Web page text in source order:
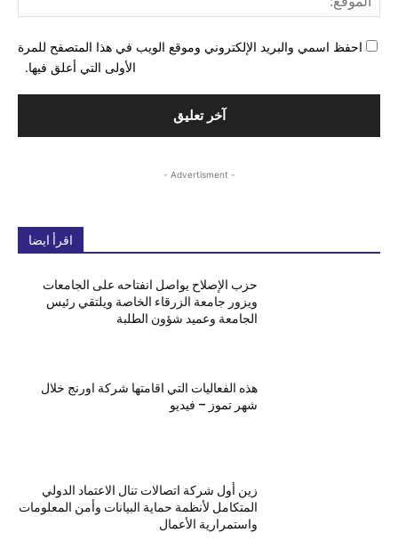
احفظ اسمي والبريد الإلكتروني وموقع الويب في هذا المتصفح للمرة
الأولى التي أعلق فيها.
- Advertisment -
اقرأ ايضا
حزب الإصلاح يواصل انفتاحه على الجامعات
ويزور جامعة الزرقاء الخاصة ويلتقي رئيس
الجامعة وعميد شؤون الطلبة
هذه الفعاليات التي اقامتها شركة اورنج خلال
شهر تموز – فيديو
زين أول شركة اتصالات تنال الاعتماد الدولي
المتكامل لأنظمة حماية البيانات وأمن المعلومات
واستمرارية الأعمال